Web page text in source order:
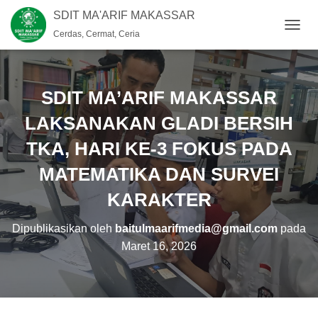
SDIT MA'ARIF MAKASSAR
Cerdas, Cermat, Ceria
O
G
G
L
E
N
V
G
S
SDIT MA’ARIF MAKASSAR
LAKSANAKAN GLADI BERSIH
TKA, HARI KE-3 FOKUS PADA
MATEMATIKA DAN SURVEI
KARAKTER
Dipublikasikan oleh baitulmaarifmedia@gmail.com pada
Maret 16, 2026